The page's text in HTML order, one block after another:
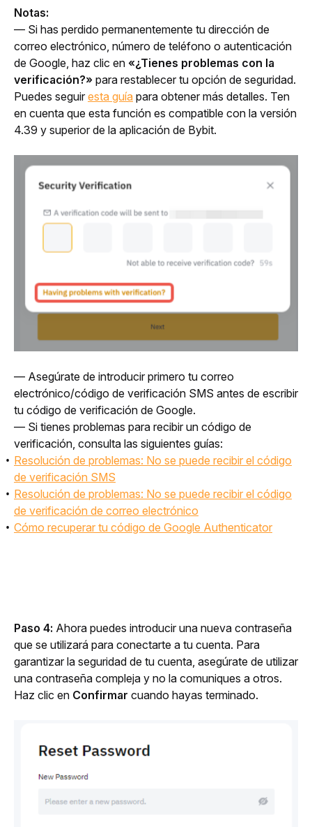
Notas:
— Si has perdido permanentemente tu dirección de
correo electrónico, número de teléfono o autenticación
de Google, haz clic en «¿Tienes problemas con la
verificación?» para restablecer tu opción de seguridad.
Puedes seguir esta guía para obtener más detalles. Ten
en cuenta que esta función es compatible con la versión
4.39 y superior de la aplicación de Bybit.
— Asegúrate de introducir primero tu correo
electrónico/código de verificación SMS antes de escribir
tu código de verificación de Google.
— Si tienes problemas para recibir un código de
verificación, consulta las siguientes guías:
Resolución de problemas: No se puede recibir el código
de verificación SMS
Resolución de problemas: No se puede recibir el código
de verificación de correo electrónico
Cómo recuperar tu código de Google Authenticator
Paso 4: Ahora puedes introducir una nueva contraseña
que se utilizará para conectarte a tu cuenta. Para
garantizar la seguridad de tu cuenta, asegúrate de utilizar
una contraseña compleja y no la comuniques a otros.
Haz clic en Confirmar cuando hayas terminado.